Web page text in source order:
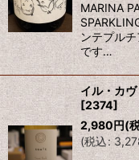
MARINA
ンテプル
です…
イル・カ
[2374]
2,980円(
(税込: